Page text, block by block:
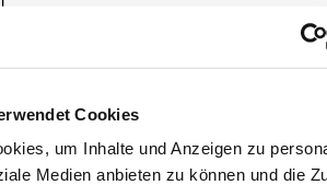
Cookies
um Inhalte und Anzeigen zu
Medien anbieten zu können und die